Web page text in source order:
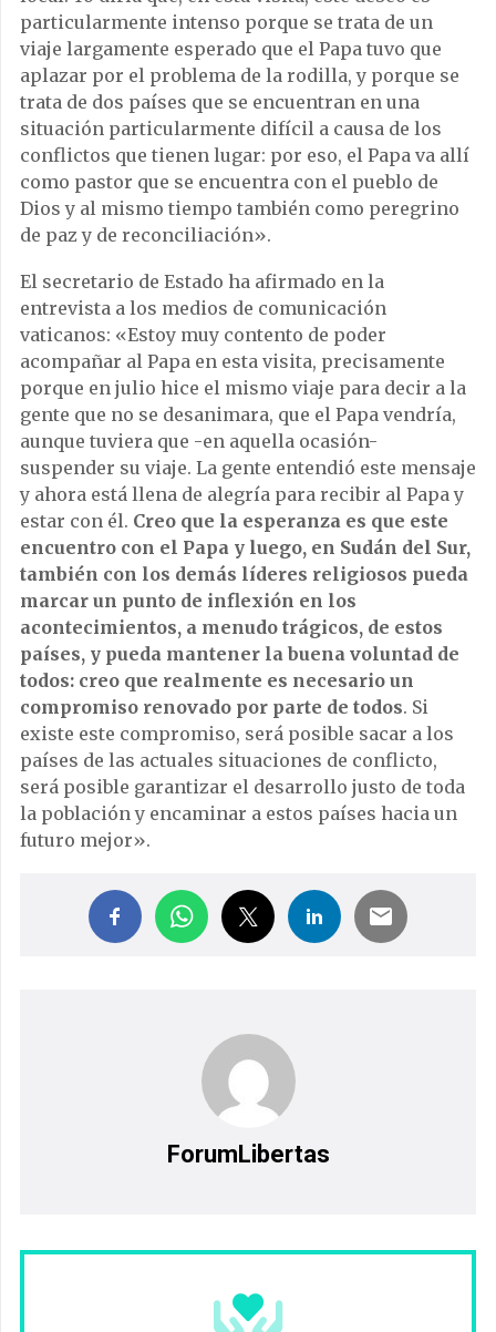
particularmente intenso porque se trata de un
viaje largamente esperado que el Papa tuvo que
aplazar por el problema de la rodilla, y porque se
trata de dos países que se encuentran en una
situación particularmente difícil a causa de los
conflictos que tienen lugar: por eso, el Papa va allí
como pastor que se encuentra con el pueblo de
Dios y al mismo tiempo también como peregrino
de paz y de reconciliación».
El secretario de Estado ha afirmado en la
entrevista a los medios de comunicación
vaticanos: «Estoy muy contento de poder
acompañar al Papa en esta visita, precisamente
porque en julio hice el mismo viaje para decir a la
gente que no se desanimara, que el Papa vendría,
aunque tuviera que -en aquella ocasión-
suspender su viaje. La gente entendió este mensaje
y ahora está llena de alegría para recibir al Papa y
estar con él. Creo que la esperanza es que este
encuentro con el Papa y luego, en Sudán del Sur,
también con los demás líderes religiosos pueda
marcar un punto de inflexión en los
acontecimientos, a menudo trágicos, de estos
países, y pueda mantener la buena voluntad de
todos: creo que realmente es necesario un
compromiso renovado por parte de todos. Si
existe este compromiso, será posible sacar a los
países de las actuales situaciones de conflicto,
será posible garantizar el desarrollo justo de toda
la población y encaminar a estos países hacia un
futuro mejor».
ForumLibertas